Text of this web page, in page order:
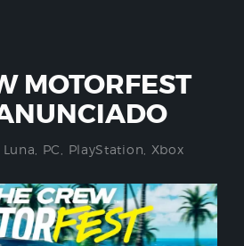
MOTORFEST
Luna PC PlayStation Xbox